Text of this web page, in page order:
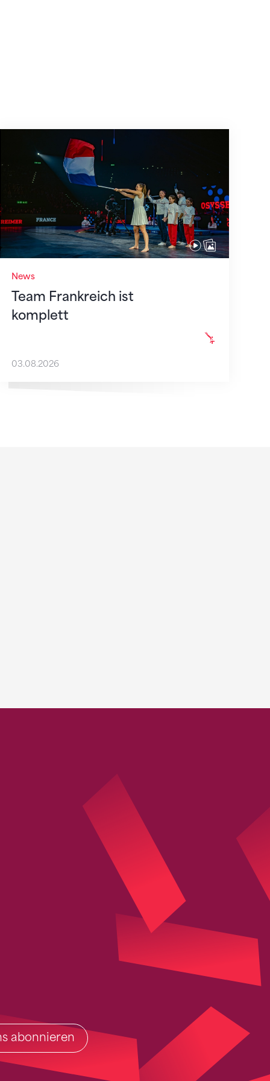
News
Team Frankreich ist
komplett
Team Frankreich ist komplett
03.08.2026
abonnieren